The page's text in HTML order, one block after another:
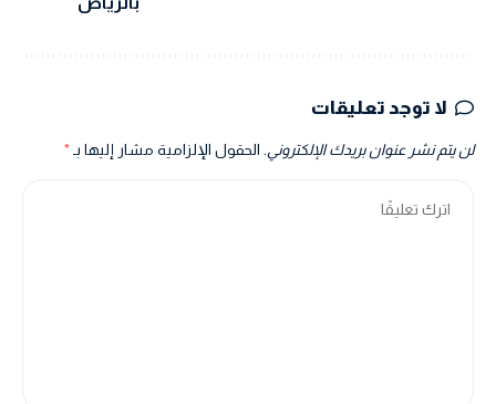
لا توجد تعليقات
لن يتم نشر عنوان بريدك الإلكتروني. الحقول الإلزامية مشار إليها بـ*